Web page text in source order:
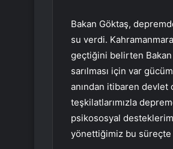
Bakan Göktaş,
su verdi.
geçtiğini belirten Bakan
sarılması için var
anından itibaren devlet
teşkilatlarımızla
psikososyal
yönettiğimiz bu süreçte